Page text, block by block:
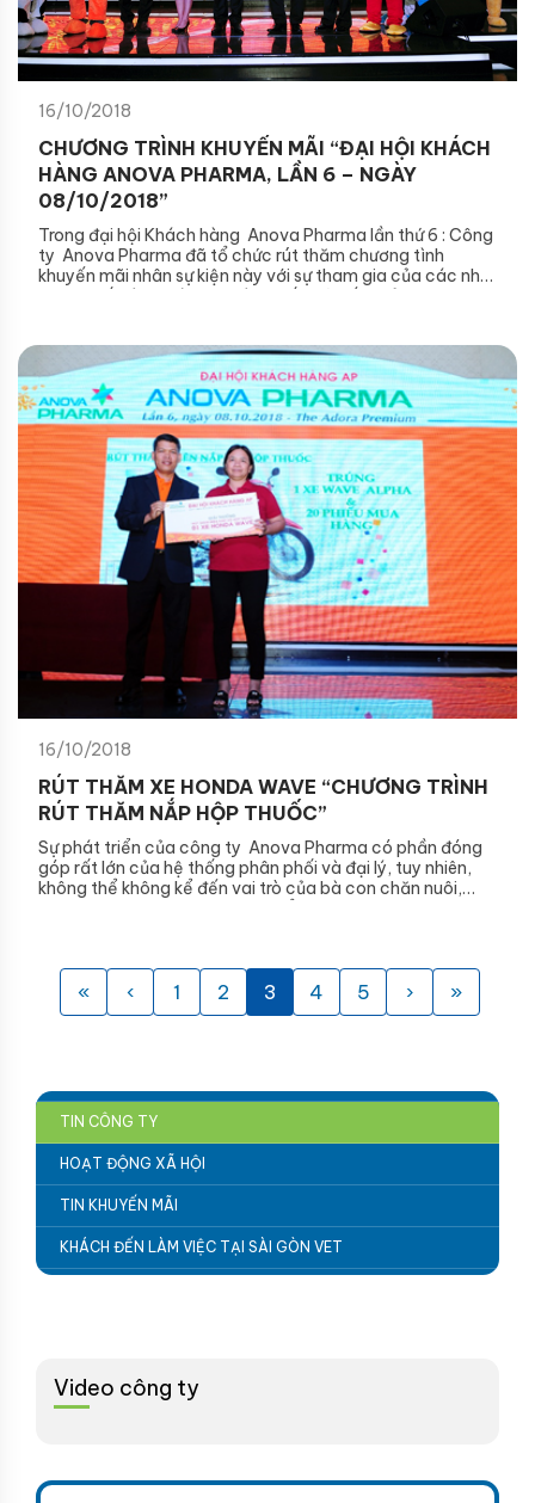
16/10/2018
CHƯƠNG TRÌNH KHUYẾN MÃI “ĐẠI HỘI KHÁCH
HÀNG ANOVA PHARMA, LẦN 6 – NGÀY
08/10/2018”
Trong đại hội Khách hàng Anova Pharma lần thứ 6 : Công
ty Anova Pharma đã tổ chức rút thăm chương tình
khuyến mãi nhân sự kiện này với sự tham gia của các nhà
16/10/2018
RÚT THĂM XE HONDA WAVE “CHƯƠNG TRÌNH
RÚT THĂM NẮP HỘP THUỐC”
Sự phát triển của công ty Anova Pharma có phần đóng
góp rất lớn của hệ thống phân phối và đại lý, tuy nhiên,
không thể không kể đến vai trò của bà con chăn nuôi,
những chương trình khuyến mãi hấp dẫn dành cho bà con
chăn nuôi. Chương trình khuyến mãi “Rút thăm trên nắp
hộp thuốc” với phiếu rút thăm được cắt ra từ nắp các sản
« ‹ 1 2 3 4 5 › »
TIN CÔNG TY
HOẠT ĐỘNG XÃ HỘI
TIN KHUYẾN MÃI
KHÁCH ĐẾN LÀM VIỆC TẠI SÀI GÒN VET
Video công ty